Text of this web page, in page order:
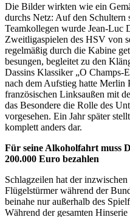
Die Bilder wirkten wie ein
durchs Netz: Auf den Schultern
Teamkollegen wurde Jean-Luc
Zweitligaspielen des HSV von
regelmäßig durch die Kabine
besungen, begleitet zu den
Dassins Klassiker „O Champs-
nach dem Aufstieg hatte Merlin
französischen Linksaußen mit
das Besondere die Rolle des
vorgesehen. Ein Jahr später
komplett anders dar.
Für seine Alkoholfahrt muss
200.000 Euro bezahlen
Schlagzeilen hat der inzwischen
Flügelstürmer während der
beinahe nur außerhalb des
Während der gesamten